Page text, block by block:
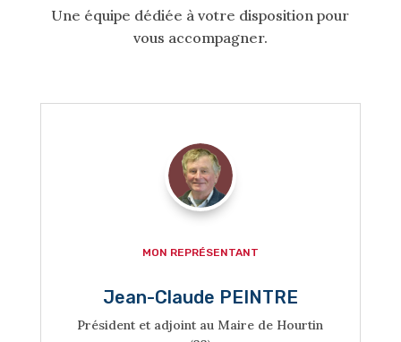
Une équipe dédiée à votre disposition pour
vous accompagner.

MON REPRÉSENTANT
Jean-Claude PEINTRE
Président et adjoint au Maire de Hourtin